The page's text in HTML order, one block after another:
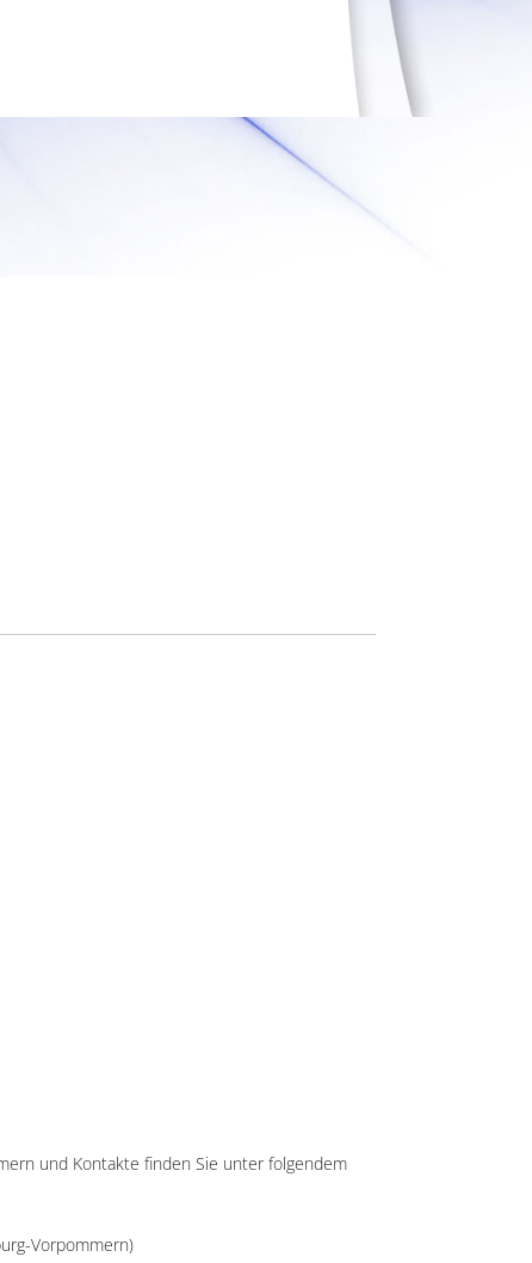
und Kontakte finden Sie unter folgendem
Vorpommern)